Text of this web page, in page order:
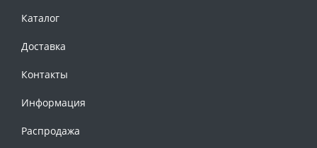
Каталог
Доставка
Контакты
Информация
Распродажа